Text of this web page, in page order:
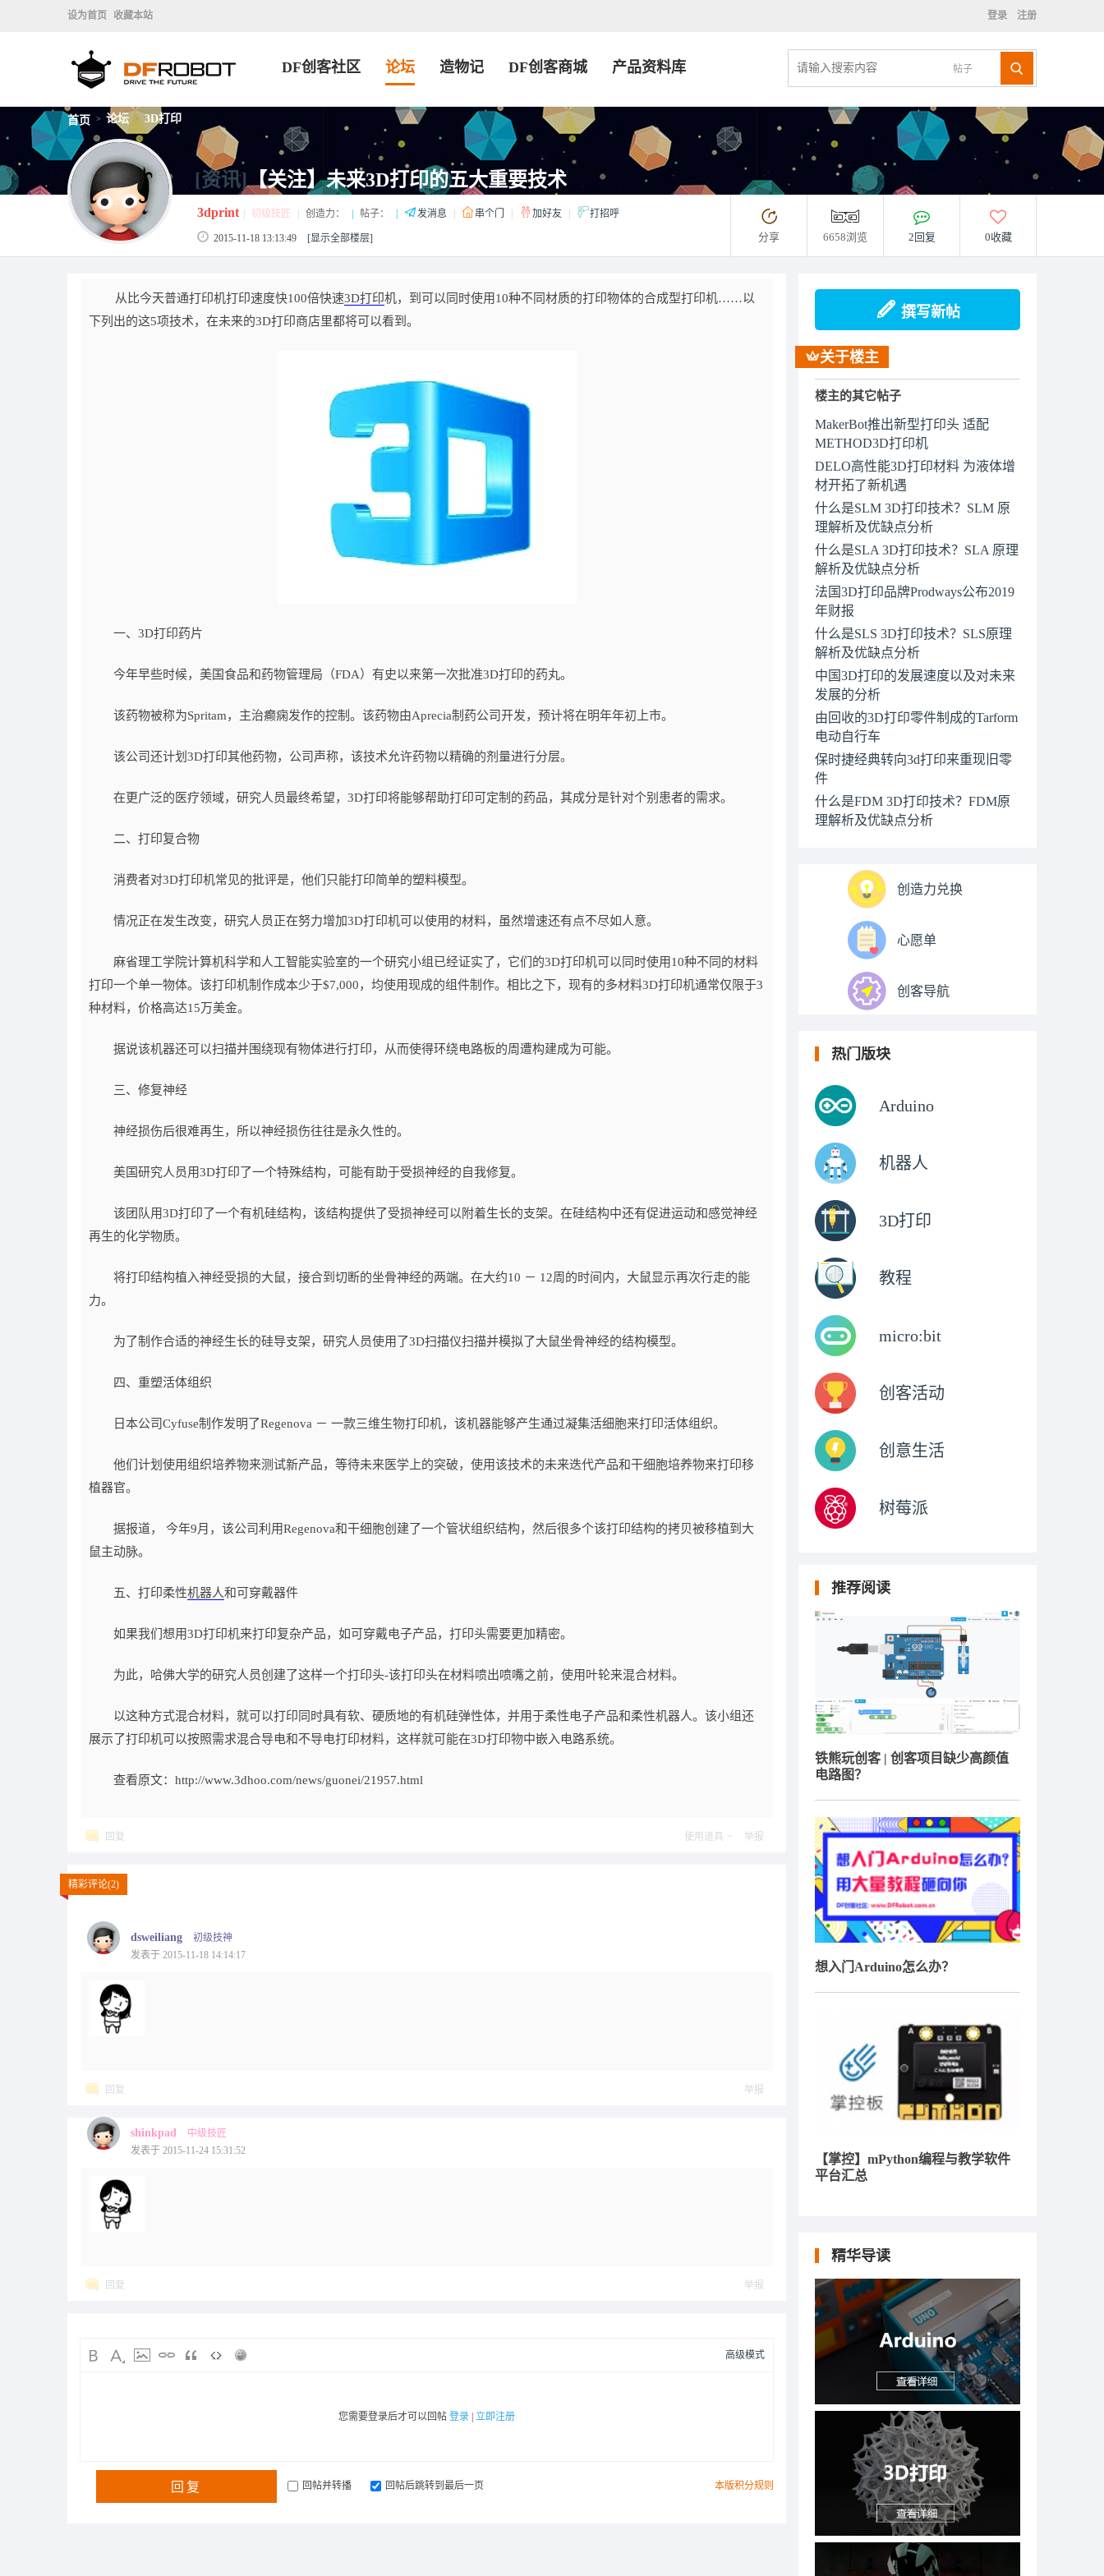
设为首页 收藏本站 登录 注册
帖子
DF创客社区 论坛 造物记 DF创客商城 产品资料库
首页 > 论坛 > 3D打印
[资讯]【关注】未来3D打印的五大重要技术
3dprint 初级技匠 创造力： 帖子： 发消息 串个门 加好友 打招呼
2015-11-18 13:13:49 [显示全部楼层] 分享 6658浏览 2回复 0收藏
从比今天普通打印机打印速度快100倍快速3D打印机，到可以同时使用10种不同材质的打印物体的合成型打印机……以
下列出的这5项技术，在未来的3D打印商店里都将可以看到。
一、3D打印药片
今年早些时候，美国食品和药物管理局（FDA）有史以来第一次批准3D打印的药丸。
该药物被称为Spritam，主治癫痫发作的控制。该药物由Aprecia制药公司开发，预计将在明年年初上市。
该公司还计划3D打印其他药物，公司声称，该技术允许药物以精确的剂量进行分层。
在更广泛的医疗领域，研究人员最终希望，3D打印将能够帮助打印可定制的药品，其成分是针对个别患者的需求。
二、打印复合物
消费者对3D打印机常见的批评是，他们只能打印简单的塑料模型。
情况正在发生改变，研究人员正在努力增加3D打印机可以使用的材料，虽然增速还有点不尽如人意。
麻省理工学院计算机科学和人工智能实验室的一个研究小组已经证实了，它们的3D打印机可以同时使用10种不同的材料
打印一个单一物体。该打印机制作成本少于$7,000，均使用现成的组件制作。相比之下，现有的多材料3D打印机通常仅限于3
种材料，价格高达15万美金。
据说该机器还可以扫描并围绕现有物体进行打印，从而使得环绕电路板的周遭构建成为可能。
三、修复神经
神经损伤后很难再生，所以神经损伤往往是永久性的。
美国研究人员用3D打印了一个特殊结构，可能有助于受损神经的自我修复。
该团队用3D打印了一个有机硅结构，该结构提供了受损神经可以附着生长的支架。在硅结构中还有促进运动和感觉神经
再生的化学物质。
将打印结构植入神经受损的大鼠，接合到切断的坐骨神经的两端。在大约10 － 12周的时间内，大鼠显示再次行走的能
力。
为了制作合适的神经生长的硅导支架，研究人员使用了3D扫描仪扫描并模拟了大鼠坐骨神经的结构模型。
四、重塑活体组织
日本公司Cyfuse制作发明了Regenova － 一款三维生物打印机，该机器能够产生通过凝集活细胞来打印活体组织。
他们计划使用组织培养物来测试新产品，等待未来医学上的突破，使用该技术的未来迭代产品和干细胞培养物来打印移
植器官。
据报道， 今年9月，该公司利用Regenova和干细胞创建了一个管状组织结构，然后很多个该打印结构的拷贝被移植到大
鼠主动脉。
五、打印柔性机器人和可穿戴器件
如果我们想用3D打印机来打印复杂产品，如可穿戴电子产品，打印头需要更加精密。
为此，哈佛大学的研究人员创建了这样一个打印头-该打印头在材料喷出喷嘴之前，使用叶轮来混合材料。
以这种方式混合材料，就可以打印同时具有软、硬质地的有机硅弹性体，并用于柔性电子产品和柔性机器人。该小组还
展示了打印机可以按照需求混合导电和不导电打印材料，这样就可能在3D打印物中嵌入电路系统。
查看原文：http://www.3dhoo.com/news/guonei/21957.html
回复 使用道具 举报
精彩评论(2)
dsweiliang
初级技神
发表于 2015-11-18 14:14:17
回复 举报
shinkpad
中级技匠
发表于 2015-11-24 15:31:52
回复 举报
高级模式
您需要登录后才可以回帖 登录 立即注册
本版积分规则
回复 回帖并转播 回帖后跳转到最后一页
撰写新帖
关于楼主
楼主的其它帖子
MakerBot推出新型打印头 适配
METHOD3D打印机
DELO高性能3D打印材料 为液体增
材开拓了新机遇
什么是SLM 3D打印技术？SLM 原
理解析及优缺点分析
什么是SLA 3D打印技术？SLA 原理
解析及优缺点分析
法国3D打印品牌Prodways公布2019
年财报
什么是SLS 3D打印技术？SLS原理
解析及优缺点分析
中国3D打印的发展速度以及对未来
发展的分析
由回收的3D打印零件制成的Tarform
电动自行车
保时捷经典转向3d打印来重现旧零
件
什么是FDM 3D打印技术？FDM原
理解析及优缺点分析
创造力兑换
心愿单
创客导航
热门版块
Arduino
机器人
3D打印
教程
micro:bit
创客活动
创意生活
树莓派
推荐阅读
铁熊玩创客 | 创客项目缺少高颜值
电路图？
想入门Arduino怎么办？
【掌控】mPython编程与教学软件
平台汇总
精华导读